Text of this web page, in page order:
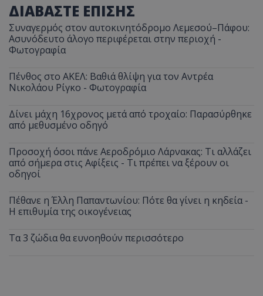
ΔΙΑΒΑΣΤΕ ΕΠΙΣΗΣ
Συναγερμός στον αυτοκινητόδρομο Λεμεσού–Πάφου:
Ασυνόδευτο άλογο περιφέρεται στην περιοχή -
Φωτογραφία
Πένθος στο ΑΚΕΛ: Βαθιά θλίψη για τον Αντρέα
Νικολάου Ρίγκο - Φωτογραφία
Δίνει μάχη 16χρονος μετά από τροχαίο: Παρασύρθηκε
από μεθυσμένο οδηγό
Προσοχή όσοι πάνε Αεροδρόμιο Λάρνακας: Τι αλλάζει
από σήμερα στις Αφίξεις - Τι πρέπει να ξέρουν οι
οδηγοί
Πέθανε η Έλλη Παπαντωνίου: Πότε θα γίνει η κηδεία -
Η επιθυμία της οικογένειας
Τα 3 ζώδια θα ευνοηθούν περισσότερο